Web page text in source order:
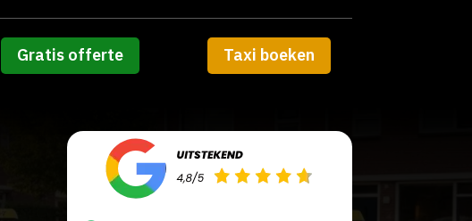
Gratis offerte Taxi boeken